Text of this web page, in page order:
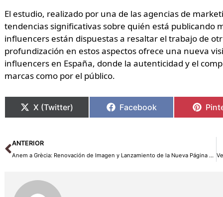
El estudio, realizado por una de las agencias de
tendencias significativas sobre quién está publicando
influencers están dispuestas a resaltar el trabajo de
profundización en estos aspectos ofrece una nueva
influencers en España, donde la autenticidad y el
marcas como por el público.
X (Twitter) Facebook
Ant
ANTERIOR
Anem a Grècia: Renovación de Imagen y Lanzamiento de la Nueva Página Web